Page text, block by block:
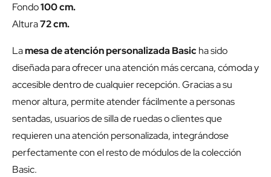
Fondo100 cm.
Altura72 cm.
Lamesa de atención personalizada Basic ha sido
diseñada para ofrecer una atención más cercana, cómoda y
accesible dentro de cualquier recepción. Gracias a su
menor altura, permite atender fácilmente a personas
sentadas, usuarios de silla de ruedas o clientes que
requieren una atención personalizada, integrándose
perfectamente con el resto de módulos de la colección
Basic.